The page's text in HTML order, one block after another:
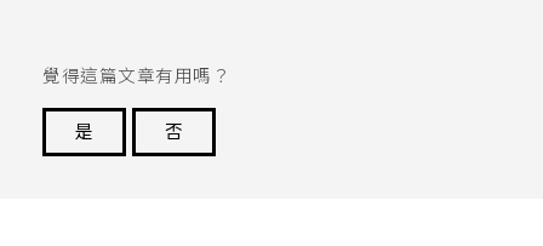
覺得這篇文章有用嗎？
是
否